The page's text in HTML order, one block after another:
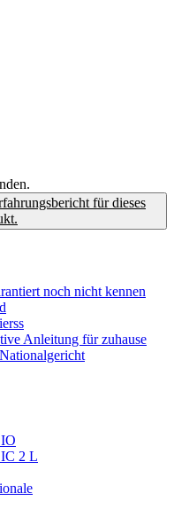
für dieses
noch nicht kennen
Anleitung für zuhause
2 L